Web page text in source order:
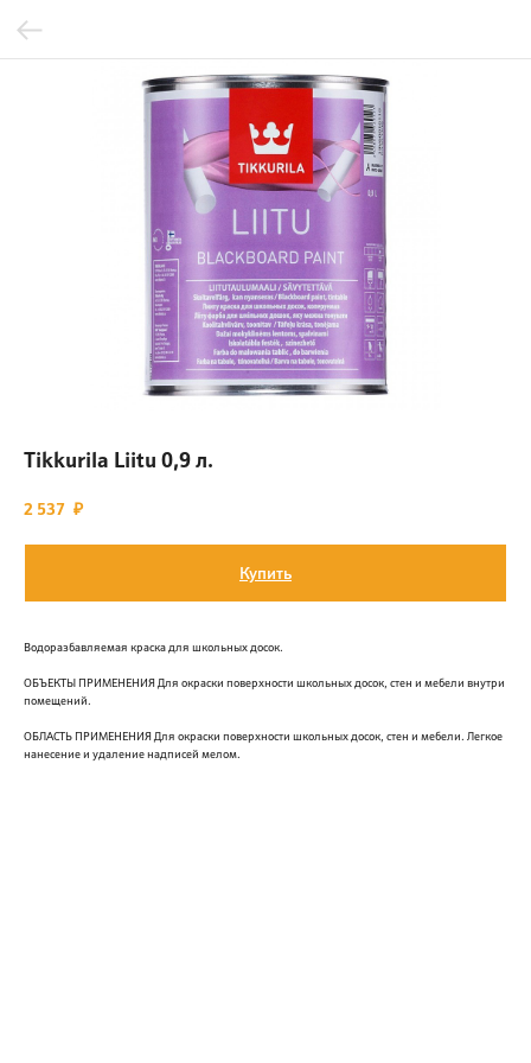
Tikkurila Liitu 0,9 л.
2 537 ₽
Купить
Водоразбавляемая краска для школьных досок.
ОБЪЕКТЫ ПРИМЕНЕНИЯ Для окраски поверхности школьных досок, стен и мебели внутри
помещений.
ОБЛАСТЬ ПРИМЕНЕНИЯ Для окраски поверхности школьных досок, стен и мебели. Легкое
нанесение и удаление надписей мелом.